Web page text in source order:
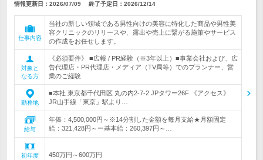
情報更新日：2026/07/09 終了予定日： 2026/12/14
仕事内容
当社の新しい領域である男性向けの美容に特化した商品や男性美
容クリニックのリリースや、露出や売上に繋がる施策やサービス
の作成をお任せします。
対象と
なる方
《必須要件》 ■広報 / PR経験（※3年以上）■事業会社および、広
告代理店・PR代理店・メディア（TV局等）でのプランナー、営
業のご経験
勤務地
■本社 東京都千代田区 丸の内2-7-2 JPタワー26F 《アクセス》
JR山手線「東京」駅より…
給与
年俸：4,500,000円～※14分割した金額を毎月支給★月額固定
給：321,428円～ー基本給：260,397円～…
初年度
450万円～600万円